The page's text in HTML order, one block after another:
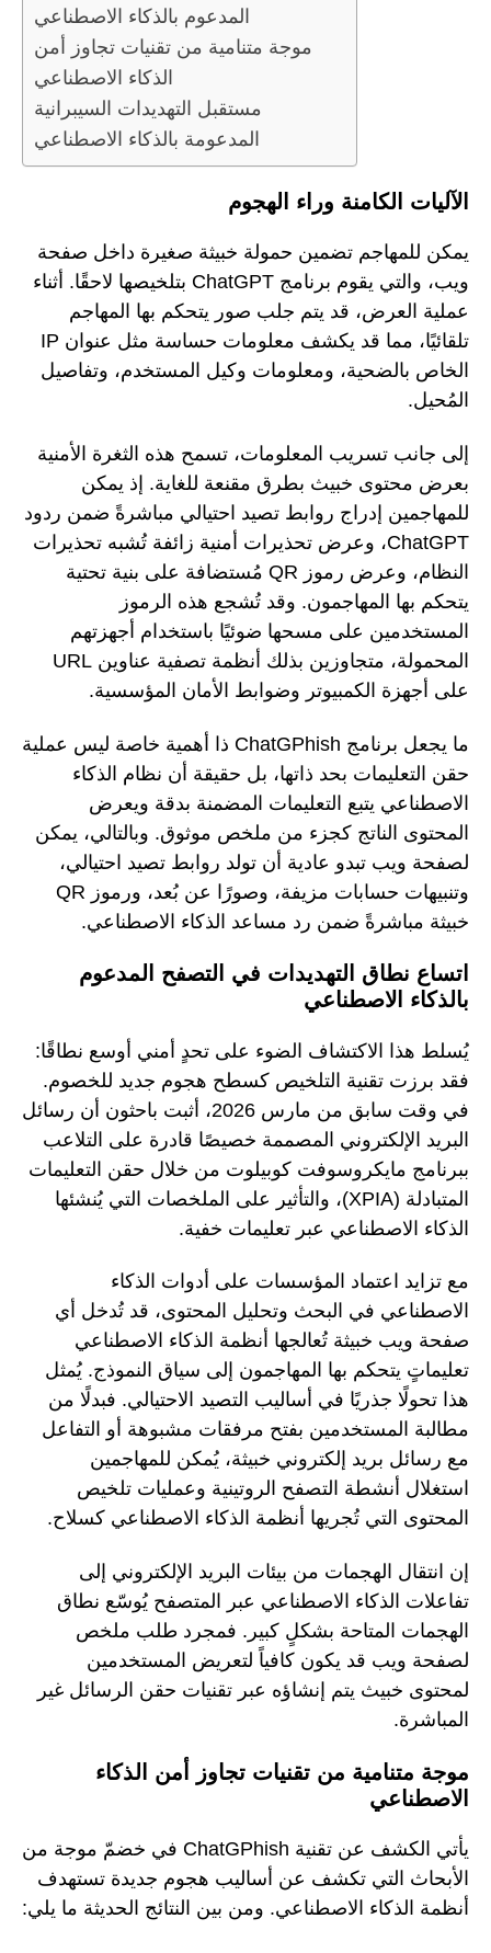
المدعوم بالذكاء الاصطناعي
موجة متنامية من تقنيات تجاوز أمن
الذكاء الاصطناعي
مستقبل التهديدات السيبرانية
المدعومة بالذكاء الاصطناعي
الآليات الكامنة وراء الهجوم
يمكن للمهاجم تضمين حمولة خبيثة صغيرة داخل صفحة
ويب، والتي يقوم برنامج ChatGPT بتلخيصها لاحقًا. أثناء
عملية العرض، قد يتم جلب صور يتحكم بها المهاجم
تلقائيًا، مما قد يكشف معلومات حساسة مثل عنوان IP
الخاص بالضحية، ومعلومات وكيل المستخدم، وتفاصيل
المُحيل.
إلى جانب تسريب المعلومات، تسمح هذه الثغرة الأمنية
بعرض محتوى خبيث بطرق مقنعة للغاية. إذ يمكن
للمهاجمين إدراج روابط تصيد احتيالي مباشرةً ضمن ردود
ChatGPT، وعرض تحذيرات أمنية زائفة تُشبه تحذيرات
النظام، وعرض رموز QR مُستضافة على بنية تحتية
يتحكم بها المهاجمون. وقد تُشجع هذه الرموز
المستخدمين على مسحها ضوئيًا باستخدام أجهزتهم
المحمولة، متجاوزين بذلك أنظمة تصفية عناوين URL
على أجهزة الكمبيوتر وضوابط الأمان المؤسسية.
ما يجعل برنامج ChatGPhish ذا أهمية خاصة ليس عملية
حقن التعليمات بحد ذاتها، بل حقيقة أن نظام الذكاء
الاصطناعي يتبع التعليمات المضمنة بدقة ويعرض
المحتوى الناتج كجزء من ملخص موثوق. وبالتالي، يمكن
لصفحة ويب تبدو عادية أن تولد روابط تصيد احتيالي،
وتنبيهات حسابات مزيفة، وصورًا عن بُعد، ورموز QR
خبيثة مباشرةً ضمن رد مساعد الذكاء الاصطناعي.
اتساع نطاق التهديدات في التصفح المدعوم
بالذكاء الاصطناعي
يُسلط هذا الاكتشاف الضوء على تحدٍ أمني أوسع نطاقًا:
فقد برزت تقنية التلخيص كسطح هجوم جديد للخصوم.
في وقت سابق من مارس 2026، أثبت باحثون أن رسائل
البريد الإلكتروني المصممة خصيصًا قادرة على التلاعب
ببرنامج مايكروسوفت كوبيلوت من خلال حقن التعليمات
المتبادلة (XPIA)، والتأثير على الملخصات التي يُنشئها
الذكاء الاصطناعي عبر تعليمات خفية.
مع تزايد اعتماد المؤسسات على أدوات الذكاء
الاصطناعي في البحث وتحليل المحتوى، قد تُدخل أي
صفحة ويب خبيثة تُعالجها أنظمة الذكاء الاصطناعي
تعليماتٍ يتحكم بها المهاجمون إلى سياق النموذج. يُمثل
هذا تحولًا جذريًا في أساليب التصيد الاحتيالي. فبدلًا من
مطالبة المستخدمين بفتح مرفقات مشبوهة أو التفاعل
مع رسائل بريد إلكتروني خبيثة، يُمكن للمهاجمين
استغلال أنشطة التصفح الروتينية وعمليات تلخيص
المحتوى التي تُجريها أنظمة الذكاء الاصطناعي كسلاح.
إن انتقال الهجمات من بيئات البريد الإلكتروني إلى
تفاعلات الذكاء الاصطناعي عبر المتصفح يُوسّع نطاق
الهجمات المتاحة بشكلٍ كبير. فمجرد طلب ملخص
لصفحة ويب قد يكون كافياً لتعريض المستخدمين
لمحتوى خبيث يتم إنشاؤه عبر تقنيات حقن الرسائل غير
المباشرة.
موجة متنامية من تقنيات تجاوز أمن الذكاء
الاصطناعي
يأتي الكشف عن تقنية ChatGPhish في خضمّ موجة من
الأبحاث التي تكشف عن أساليب هجوم جديدة تستهدف
أنظمة الذكاء الاصطناعي. ومن بين النتائج الحديثة ما يلي: